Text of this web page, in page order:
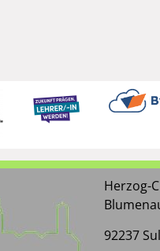
Herzog-
92237